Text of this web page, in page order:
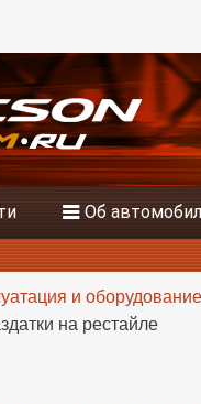
Об
и
на рестайле